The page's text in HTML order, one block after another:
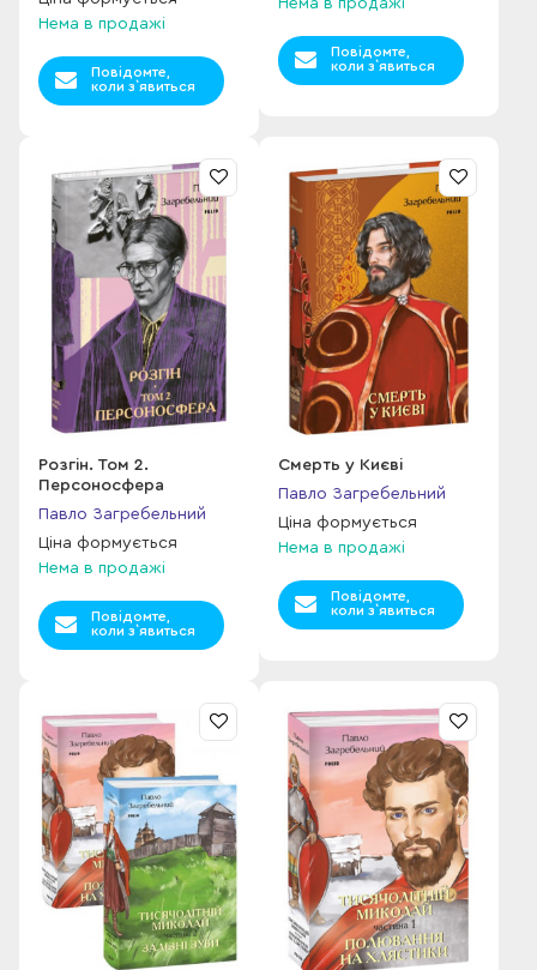
Нема в продажі
Повідомте,
коли з`явиться
Нема в продажі
Повідомте,
коли з`явиться
Розгін. Том 2.
Персоносфера
Павло Загребельний
Ціна формується
Нема в продажі
Повідомте,
коли з`явиться
Смерть у Києві
Павло Загребельний
Ціна формується
Нема в продажі
Повідомте,
коли з`явиться